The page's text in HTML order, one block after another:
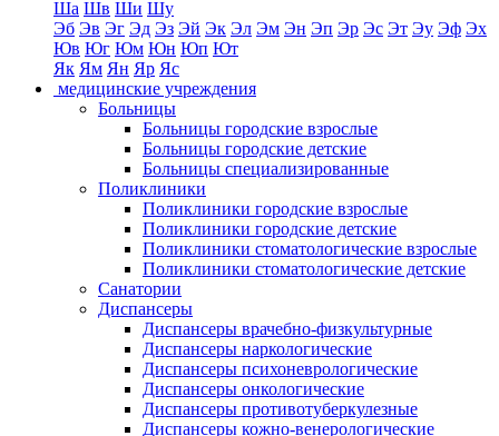
Ша Шв Ши Шу
Эб Эв Эг Эд Эз Эй Эк Эл Эм Эн Эп Эр Эс Эт Эу Эф Эх
Юв Юг Юм Юн Юп Ют
Як Ям Ян Яр Яс
медицинские учреждения
Больницы
Больницы городские взрослые
Больницы городские детские
Больницы специализированные
Поликлиники
Поликлиники городские взрослые
Поликлиники городские детские
Поликлиники стоматологические взрослые
Поликлиники стоматологические детские
Санатории
Диспансеры
Диспансеры врачебно-физкультурные
Диспансеры наркологические
Диспансеры психоневрологические
Диспансеры онкологические
Диспансеры противотуберкулезные
Диспансеры кожно-венерологические